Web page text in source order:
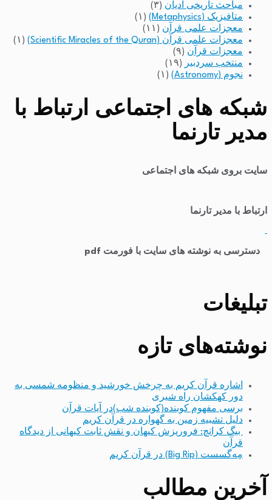
مباحث تاریخی ادیان (۳)
متافیزیک (Metaphysics)
(۱)
معجزات علمی قرآن (۱۱)
معجزات علمی قرآن (Scientific Miracles of the Quran)
(۱)
معجزات قرآن (۹)
منتخب سردبیر
(۱۹)
نجوم (Astronomy)
(۱)
شبکه های اجتماعی ارتباط با
مدیر تارنما
سایت بروی شبکه های اجتماعی
ارتباط با مدیر تارنما
دسترسی به نوشته های سایت با فورمت pdf
تبلیغات
نوشته‌های تازه
اشاره قرآن کریم به چرخش خورشید و منظومه شمسی به
دور کهکشان راه شیری
برسی مفهوم کوبنده(کوبنده شب)در آیات قرآن
دلیل تشبیه زمین به گهواره در قرآن کریم
بیگ کرانچ: فروریزش کیهان و نقش ثابت کیهانی از دیدگاه
قرآن
مِه‌گسست (Big Rip) در قرآن کریم
آخرین مطالب